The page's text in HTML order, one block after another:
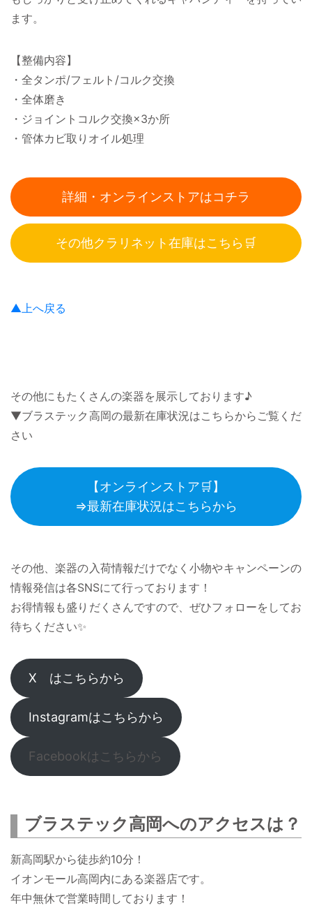
ます。
【整備内容】
・全タンポ/フェルト/コルク交換
・全体磨き
・ジョイントコルク交換×3か所
・管体カビ取りオイル処理
詳細・オンラインストアはコチラ
その他クラリネット在庫はこちら🛒
▲上へ戻る
その他にもたくさんの楽器を展示しております♪
▼ブラステック高岡の最新在庫状況はこちらからご覧くだ
さい
【オンラインストア🛒】
⇒最新在庫状況はこちらから
その他、楽器の入荷情報だけでなく小物やキャンペーンの
情報発信は各SNSにて行っております！
お得情報も盛りだくさんですので、ぜひフォローをしてお
待ちください✨
X はこちらから
Instagramはこちらから
Facebookはこちらから
ブラステック高岡へのアクセスは？
新高岡駅から徒歩約10分！
イオンモール高岡内にある楽器店です。
年中無休で営業時間しております！